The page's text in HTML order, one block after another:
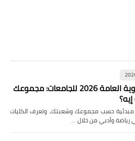
تنسيق الثانوية العامة 2026 للجامعات: مجموعك
مبدئية حسب مجموعك وشعبتك، وتعرف الكليات
وأدبي من خلال …